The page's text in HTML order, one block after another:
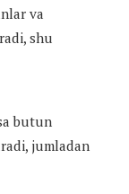
va
shu
butun
jumladan